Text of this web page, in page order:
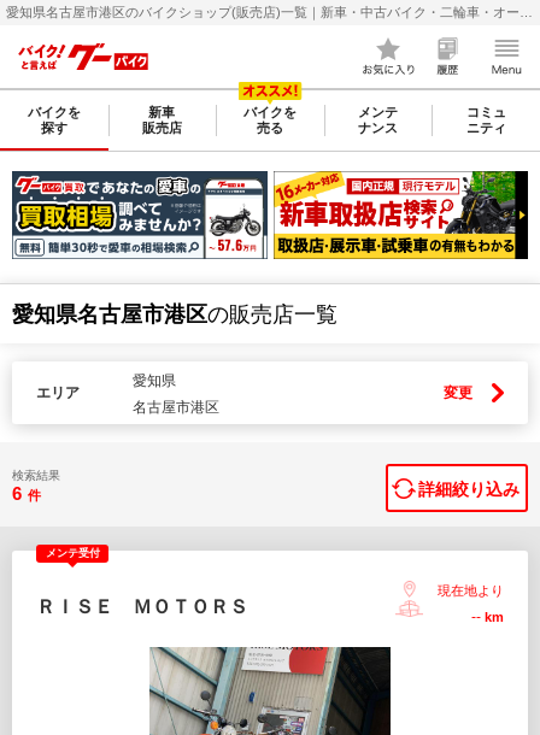
バイクを
探す
新車
販売店
バイクを
売る
メンテ
ナンス
コミュ
ニティ
愛知県名古屋市港区の販売店一覧
エリア
愛知県
名古屋市港区
変更
検索結果
6 件 詳細絞り込み
メンテ受付
ＲＩＳＥ ＭＯＴＯＲＳ
現在地より
-- km